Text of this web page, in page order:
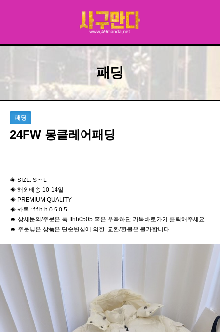
패딩
패딩
24FW 몽클레어패딩
◈ SIZE: S ~ L
◈ 해외배송 10-14일
◈ PREMIUM QUALITY
◈ 카톡 : f f h h 0 5 0 5
☻ 상세문의/주문은 톡 ffhh0505 혹은 우측하단 카톡바로가기 클릭해주세요
☻ 주문넣은 상품은 단순변심에 의한 교환/환불은 불가합니다